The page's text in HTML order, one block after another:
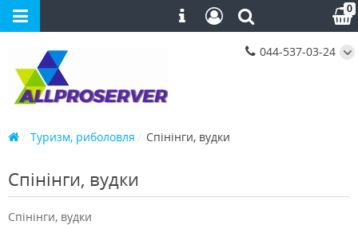
044-537-03-24
0
Туризм, риболовля Спінінги, вудки
Спінінги, вудки
Спінінги, вудки